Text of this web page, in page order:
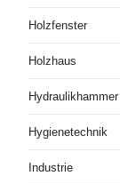
Holzfenster
Holzhaus
Hygienetechnik
Industrie